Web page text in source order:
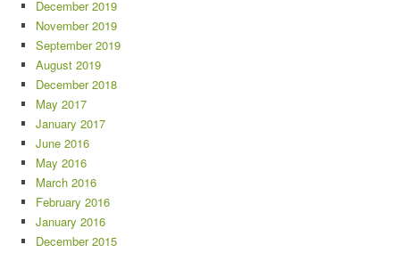
December 2019
November 2019
September 2019
August 2019
December 2018
May 2017
January 2017
June 2016
May 2016
March 2016
February 2016
January 2016
December 2015